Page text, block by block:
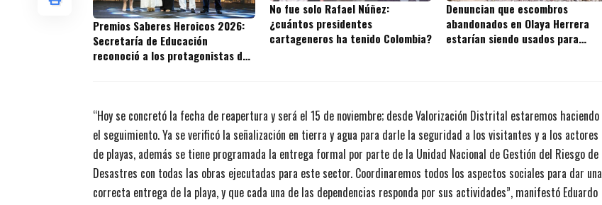
Premios Saberes Heroicos 2026:
Secretaría de Educación
reconoció a los protagonistas de
No fue solo Rafael Núñez:
¿cuántos presidentes
cartageneros ha tenido Colombia?
Denuncian que escombros
abandonados en Olaya Herrera
estarían siendo usados para
“Hoy se concretó la fecha de reapertura y será el 15 de noviembre; desde Valorización Distrital estaremos haciendo
el seguimiento. Ya se verificó la señalización en tierra y agua para darle la seguridad a los visitantes y a los actores
de playas, además se tiene programada la entrega formal por parte de la Unidad Nacional de Gestión del Riesgo de
Desastres con todas las obras ejecutadas para este sector. Coordinaremos todos los aspectos sociales para dar una
correcta entrega de la playa, y que cada una de las dependencias responda por sus actividades”, manifestó Eduardo